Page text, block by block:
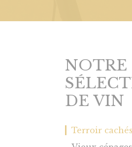
NOTRE
DE VIN
Terroir cachés